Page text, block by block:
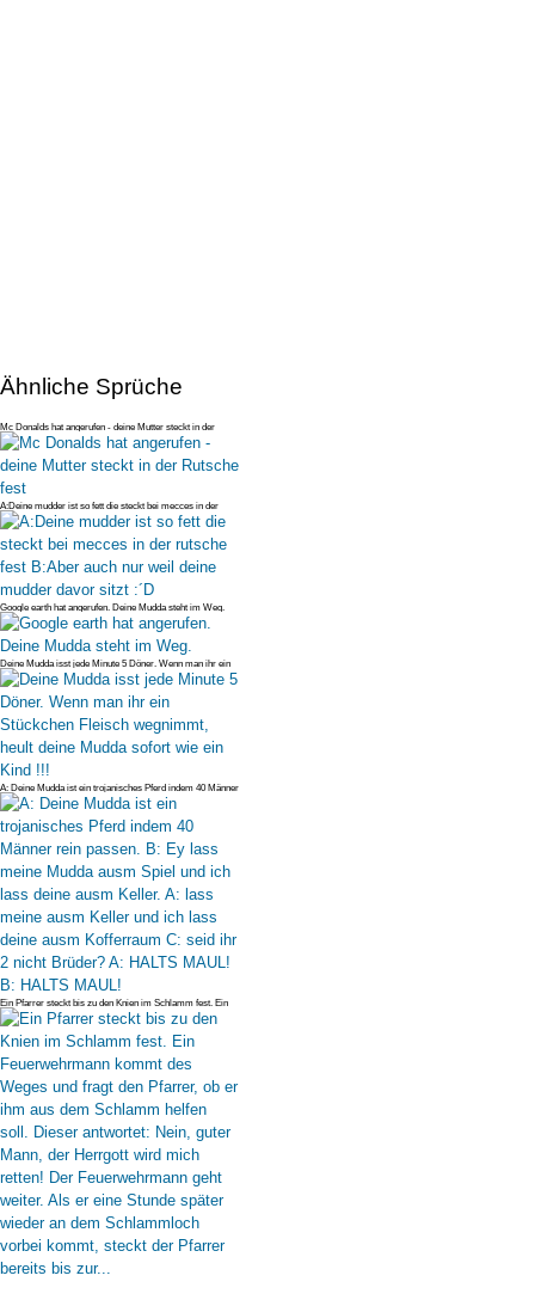
Ähnliche Sprüche
Mc Donalds hat angerufen - deine Mutter steckt in der
Rutsche fest
A:Deine mudder ist so fett die steckt bei mecces in der
rutsche fest B:A
Google earth hat angerufen. Deine Mudda steht im Weg.
Deine Mudda isst jede Minute 5 Döner. Wenn man ihr ein
Stückchen Fleisch
A: Deine Mudda ist ein trojanisches Pferd indem 40 Männer
rein passen. B
Ein Pfarrer steckt bis zu den Knien im Schlamm fest. Ein
Feuerwehrmann k